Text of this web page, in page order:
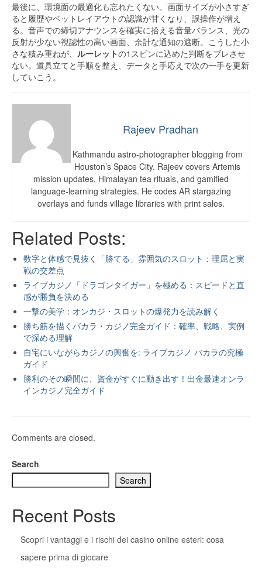
最後に、環境面の最適化も忘れたくない。画面サイズが小さすぎ
ると履歴やベットレイアウトの認識が甘くなり、誤操作が増え
る。音声での締切アナウンスを確実に拾える音量バランス、光の
反射が少ない視認性の高い画面、余計な通知の遮断。こうした小
さな積み重ねが、 ルーレットの1スピンに込めた判断をブレさせ
ない。道具立てと手順を整え、データと手応えで次の一手を更新
していこう。
Rajeev Pradhan
Kathmandu astro-photographer blogging from
Houston’s Space City. Rajeev covers Artemis
mission updates, Himalayan tea rituals, and gamified
language-learning strategies. He codes AR stargazing
overlays and funds village libraries with print sales.
Related Posts:
数字と体感で見抜く「勝てる」雰囲気のスロット：理屈と実
戦の交差点
ライブカジノ「ドラゴンタイガー」を極める：スピードと直
感が勝負を決める
一撃の美学：オンカジ・スロットの爆発力を読み解く
勝ち筋を描くバカラ・カジノ完全ガイド：確率、戦略、実例
で深める理解
自宅にいながらカジノの興奮を: ライブカジノ バカラの究極
ガイド
勝利のその瞬間に、資金がすぐに動き出す！出金最速オンラ
インカジノ完全ガイド
Comments are closed.
Search
Search
Recent Posts
Scopri i vantaggi e i rischi dei casino online esteri: cosa
sapere prima di giocare